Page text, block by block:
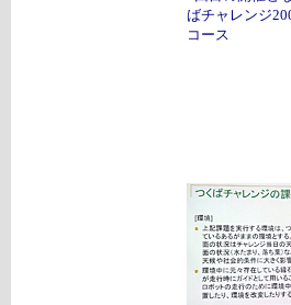
ばチャレンジ
コース